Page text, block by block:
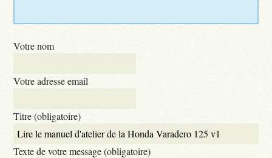
Votre nom
Votre adresse email
Titre (obligatoire)
Texte de votre message (obligatoire)